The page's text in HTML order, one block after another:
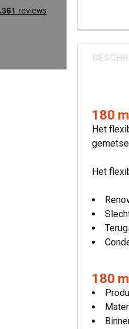
180
Het
Het
180